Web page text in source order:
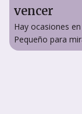
vencer
Hay ocasiones
Pequeño para